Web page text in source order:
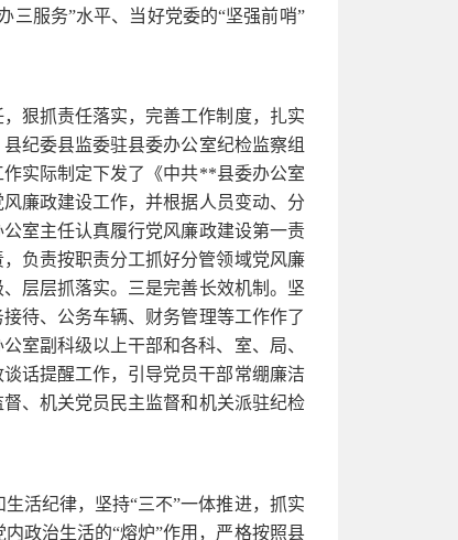
三服务”水平、当好党委的“坚强前哨”
狠抓责任落实，完善工作制度，扎实
纪委县监委驻县委办公室纪检监察组
实际制定下发了《中共**县委办公室
廉政建设工作，并根据人员变动、分
室主任认真履行党风廉政建设第一责
负责按职责分工抓好分管领域党风廉
层层抓落实。三是完善长效机制。坚
待、公务车辆、财务管理等工作作了
室副科级以上干部和各科、室、局、
话提醒工作，引导党员干部常绷廉洁
、机关党员民主监督和机关派驻纪检
活纪律，坚持“三不”一体推进，抓实
政治生活的“熔炉”作用，严格按照县